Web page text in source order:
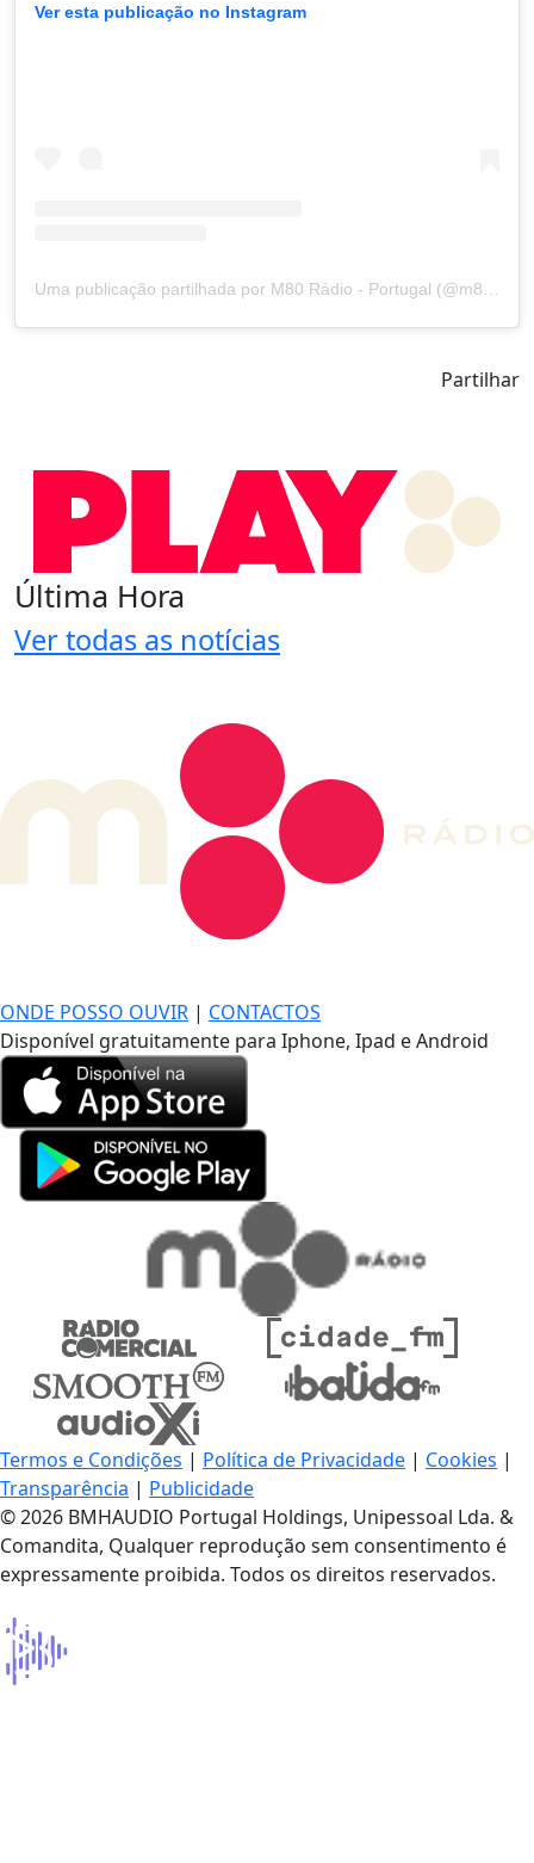
Ver esta publicação no Instagram
Partilhar
Última Hora
Ver todas as notícias
ONDE POSSO OUVIR | CONTACTOS
Disponível gratuitamente para Iphone, Ipad e Android
Termos e Condições | Política de Privacidade | Cookies |
Transparência | Publicidade
© 2026 BMHAUDIO Portugal Holdings, Unipessoal Lda. &
Comandita, Qualquer reprodução sem consentimento é
expressamente proibida. Todos os direitos reservados.